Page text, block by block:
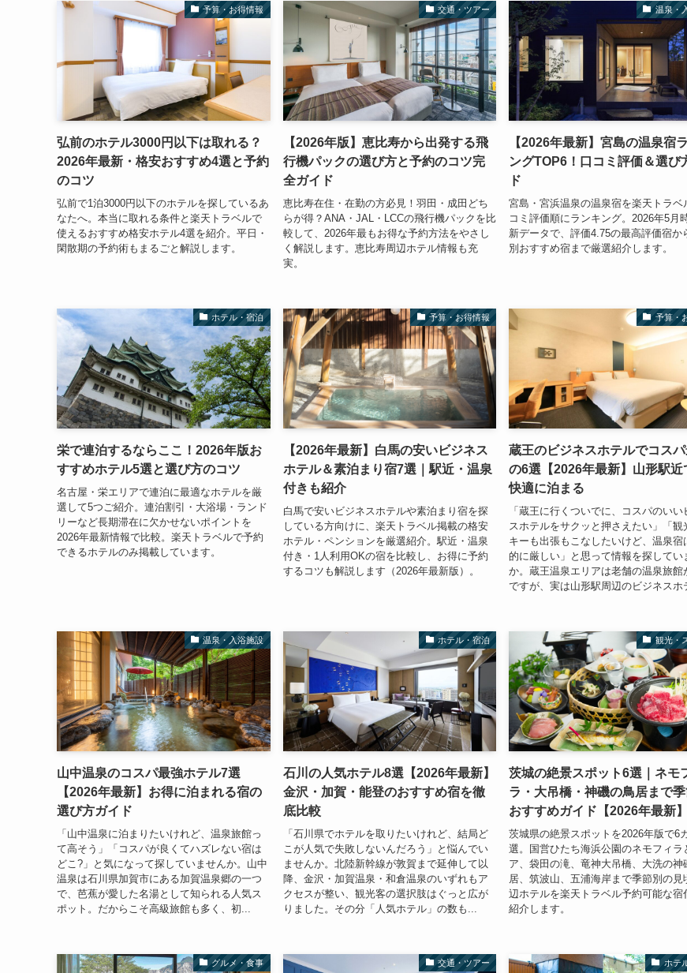
予算・お得情報
弘前のホテル3000円以下は取れる？
2026年最新・格安おすすめ4選と予約
のコツ
弘前で1泊3000円以下のホテルを探しているあ
なたへ。本当に取れる条件と楽天トラベルで
使えるおすすめ格安ホテル4選を紹介。平日・
閑散期の予約術もまるごと解説します。
交通・ツアー
【2026年版】恵比寿から出発する飛
行機パックの選び方と予約のコツ完
全ガイド
恵比寿在住・在勤の方必見！羽田・成田どち
らが得？ANA・JAL・LCCの飛行機パックを比
較して、2026年最もお得な予約方法をやさし
く解説します。恵比寿周辺ホテル情報も充
実。
温泉・
【2026年最新】宮島の温泉宿
ングTOP6！口コミ評価＆選び
ド
宮島・宮浜温泉の温泉宿を楽天トラベ
コミ評価順にランキング。2026年5月
新データで、評価4.75の最高評価宿か
別おすすめ宿まで厳選紹介します。
ホテル・宿泊
栄で連泊するならここ！2026年版お
すすめホテル5選と選び方のコツ
名古屋・栄エリアで連泊に最適なホテルを厳
選して5つご紹介。連泊割引・大浴場・ランド
リーなど長期滞在に欠かせないポイントを
2026年最新情報で比較。楽天トラベルで予約
できるホテルのみ掲載しています。
予算・お得情報
【2026年最新】白馬の安いビジネス
ホテル＆素泊まり宿7選｜駅近・温泉
付きも紹介
白馬で安いビジネスホテルや素泊まり宿を探
している方向けに、楽天トラベル掲載の格安
ホテル・ペンションを厳選紹介。駅近・温泉
付き・1人利用OKの宿を比較し、お得に予約
するコツも解説します（2026年最新版）。
予算・
蔵王のビジネスホテルでコス
の6選【2026年最新】山形駅近
快適に泊まる
「蔵王に行くついでに、コスパのいい
スホテルをサクッと押さえたい」「観
キーも出張もこなしたいけど、温泉宿
的に厳しい」と思って情報を探してい
か。蔵王温泉エリアは老舗の温泉旅館
ですが、実は山形駅周辺のビジネスホ
温泉・入浴施設
山中温泉のコスパ最強ホテル7選
【2026年最新】お得に泊まれる宿の
選び方ガイド
「山中温泉に泊まりたいけれど、温泉旅館っ
て高そう」「コスパが良くてハズレない宿は
どこ?」と気になって探していませんか。山中
温泉は石川県加賀市にある加賀温泉郷の一つ
で、芭蕉が愛した名湯として知られる人気ス
ポット。だからこそ高級旅館も多く、初...
ホテル・宿泊
石川の人気ホテル8選【2026年最新】
金沢・加賀・能登のおすすめ宿を徹
底比較
「石川県でホテルを取りたいけれど、結局ど
こが人気で失敗しないんだろう」と悩んでい
ませんか。北陸新幹線が敦賀まで延伸して以
降、金沢・加賀温泉・和倉温泉のいずれもア
クセスが整い、観光客の選択肢はぐっと広が
りました。その分「人気ホテル」の数も...
観光・
茨城の絶景スポット6選｜ネモ
ラ・大吊橋・神磯の鳥居まで季
おすすめガイド【2026年最新】
茨城県の絶景スポットを2026年版で6
選。国営ひたち海浜公園のネモフィラ
ア、袋田の滝、竜神大吊橋、大洗の神
居、筑波山、五浦海岸まで季節別の見
辺ホテルを楽天トラベル予約可能な宿
紹介します。
グルメ・食事 交通・ツアー ホテ